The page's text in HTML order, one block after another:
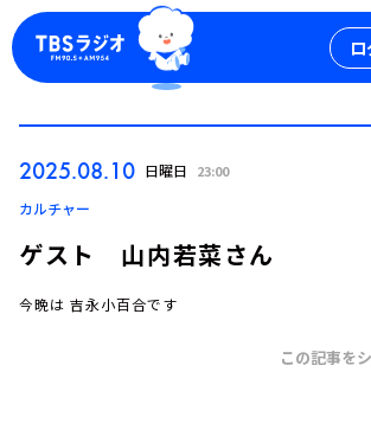
2025.08.10 日曜日 23:00
カルチャー
ゲスト 山内若菜さん
今晩は 吉永小百合です
この記事を